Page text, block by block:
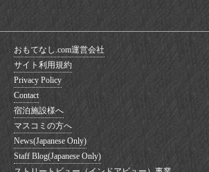
おもてなし.com運営会社
サイト利用規約
Privacy Policy
Contact
宿泊施設様へ
マスコミの方へ
News(Japanese Only)
Staff Blog(Japanese Only)